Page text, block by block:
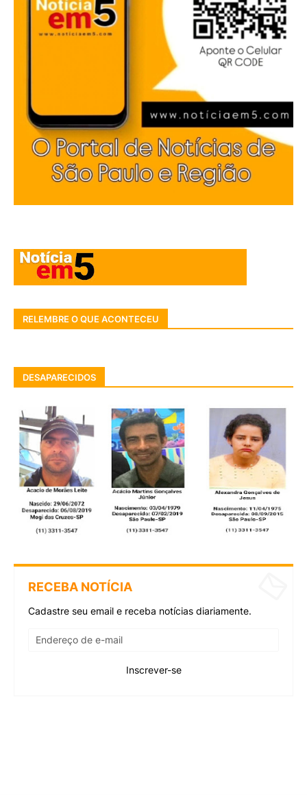
RELEMBRE O QUE ACONTECEU
DESAPARECIDOS
RECEBA NOTÍCIA
Cadastre seu email e receba notícias diariamente.